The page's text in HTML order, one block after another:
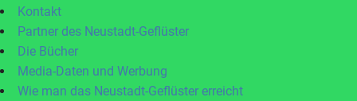
Kontakt
Partner des Neustadt-Geflüster
Die Bücher
Media-Daten und Werbung
Wie man das Neustadt-Geflüster erreicht